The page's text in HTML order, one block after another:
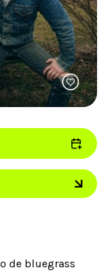
se
de
que
et
de bluegrass